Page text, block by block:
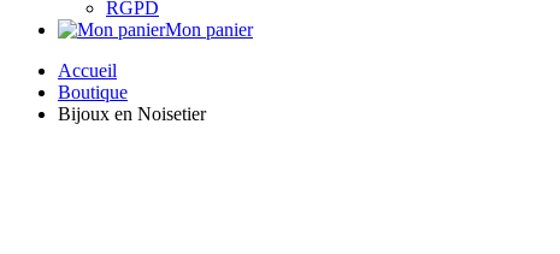
RGPD
Mon panier
Accueil
Boutique
Bijoux en Noisetier